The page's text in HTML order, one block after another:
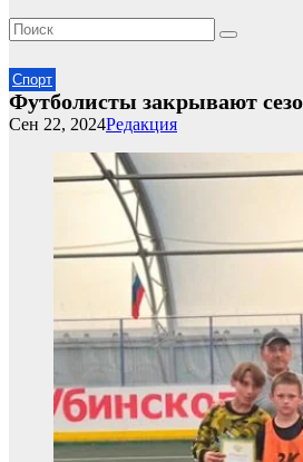
Спорт
Футболисты закрывают
Редакция
Сен 22, 2024